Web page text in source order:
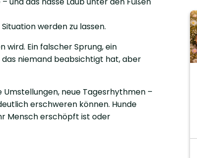
werden zu lassen.
Ein falscher Sprung, ein
niemand beabsichtigt hat, aber
neue Tagesrhythmen –
erschweren können. Hunde
Mensch erschöpft ist oder